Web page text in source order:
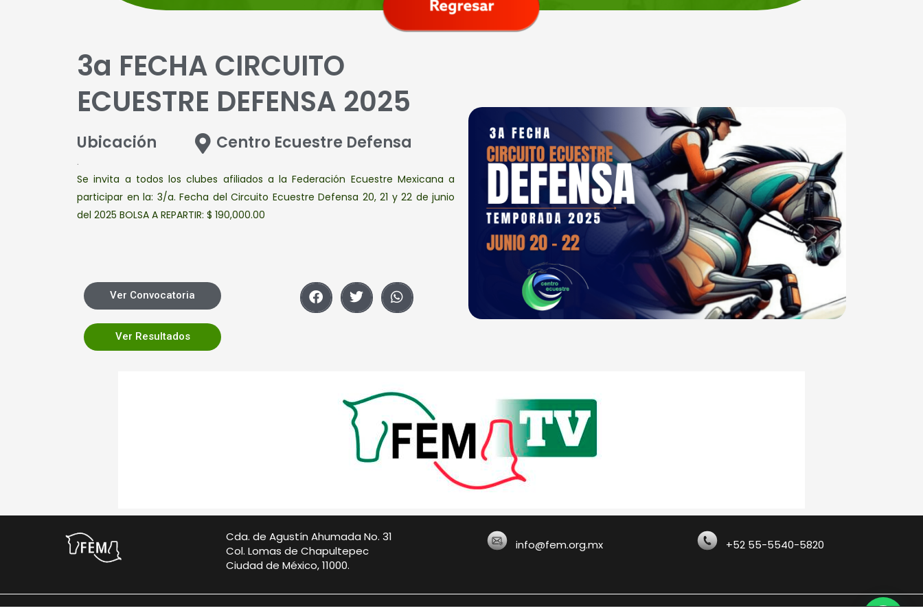
3a FECHA CIRCUITO
ECUESTRE DEFENSA 2025
Ubicación
.
Centro Ecuestre Defensa
Se invita a todos los clubes afiliados a la Federación Ecuestre Mexicana a
participar en la: 3/a. Fecha del Circuito Ecuestre Defensa 20, 21 y 22 de junio
del 2025 BOLSA A REPARTIR: $ 190,000.00
Ver Convocatoria
Ver Resultados
Cda. de Agustín Ahumada No. 31
Col. Lomas de Chapultepec
Ciudad de México, 11000.
info@fem.org.mx +52 55-5540-5820